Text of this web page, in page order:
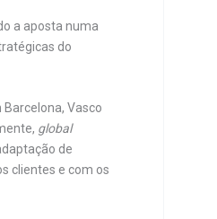
a aposta numa
do
Vasco
global
de
clientes e com os